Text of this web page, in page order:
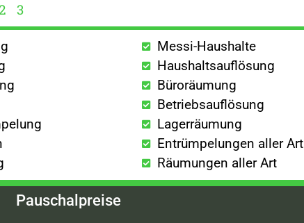
3
Messi-Haushalte
Haushaltsauflösung
Büroräumung
Betriebsauflösung
Lagerräumung
Entrümpelungen aller Art
Räumungen aller Art
Pauschalpreise